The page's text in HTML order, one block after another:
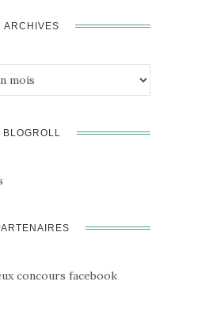
ARCHIVES
BLOGROLL
concours facebook